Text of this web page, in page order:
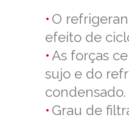
O
efeito de
As forças
sujo e do
condensado.
Grau de